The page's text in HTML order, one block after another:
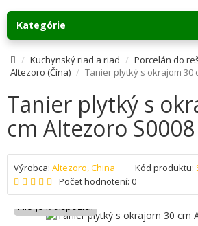
Kategórie
Kuchynský riad a riad Porcelán do
Altezoro (Čína)
Tanier plytký s okrajom 30
Tanier plytký s
cm Altezoro S0008
Výrobca: Altezoro, China Kód produktu:
Počet hodnotení: 0
Nie je k dispozícii